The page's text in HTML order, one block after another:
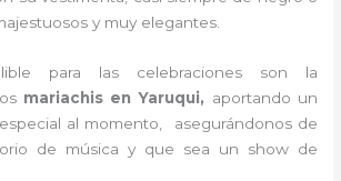
y muy elegantes.
para las celebraciones son la
mariachis en Yaruqui, aportando un
al momento, asegurándonos de
de música y que sea un show de